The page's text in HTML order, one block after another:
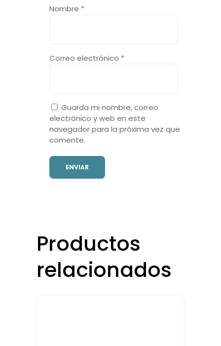
Nombre *
Correo electrónico *
Guarda mi nombre, correo
electrónico y web en este
navegador para la próxima vez que
comente.
Productos
relacionados